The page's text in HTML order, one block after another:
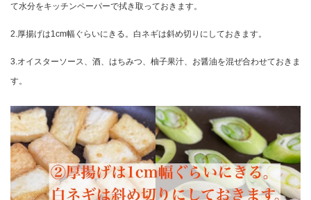
て水分をキッチンペーパーで拭き取っておきます。
2.厚揚げは1cm幅ぐらいにきる。白ネギは斜め切りにしておきます。
3.オイスターソース、酒、はちみつ、柚子果汁、お醤油を混ぜ合わせておきま
す。